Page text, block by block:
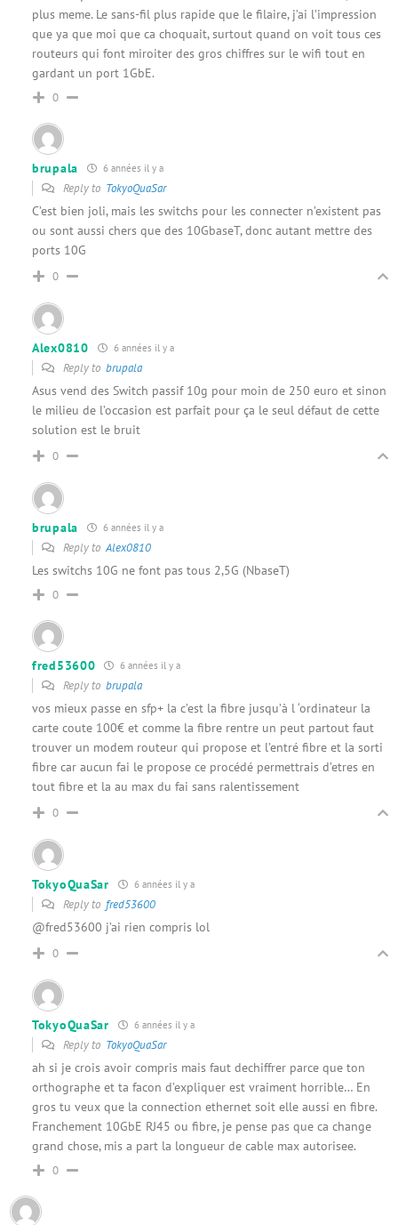
plus meme. Le sans-fil plus rapide que le filaire, j’ai l’impression
que ya que moi que ca choquait, surtout quand on voit tous ces
routeurs qui font miroiter des gros chiffres sur le wifi tout en
gardant un port 1GbE.
0
brupala 6 années il y a
Reply to TokyoQuaSar
C’est bien joli, mais les switchs pour les connecter n’existent pas
ou sont aussi chers que des 10GbaseT, donc autant mettre des
ports 10G
0
Alex0810 6 années il y a
Reply to brupala
Asus vend des Switch passif 10g pour moin de 250 euro et sinon
le milieu de l’occasion est parfait pour ça le seul défaut de cette
solution est le bruit
0
brupala 6 années il y a
Reply toAlex0810
Les switchs 10G ne font pas tous 2,5G (NbaseT)
0
fred53600 6 années il y a
Reply to brupala
vos mieux passe en sfp+ la c’est la fibre jusqu’à l ‘ordinateur la
carte coute 100€ et comme la fibre rentre un peut partout faut
trouver un modem routeur qui propose et l’entré fibre et la sorti
fibre car aucun fai le propose ce procédé permettrais d’etres en
tout fibre et la au max du fai sans ralentissement
0
TokyoQuaSar 6 années il y a
Reply to fred53600
@fred53600 j’ai rien compris lol
0
TokyoQuaSar 6 années il y a
Reply to TokyoQuaSar
ah si je crois avoir compris mais faut dechiffrer parce que ton
orthographe et ta facon d’expliquer est vraiment horrible… En
gros tu veux que la connection ethernet soit elle aussi en fibre.
Franchement 10GbE RJ45 ou fibre, je pense pas que ca change
grand chose, mis a part la longueur de cable max autorisee.
0